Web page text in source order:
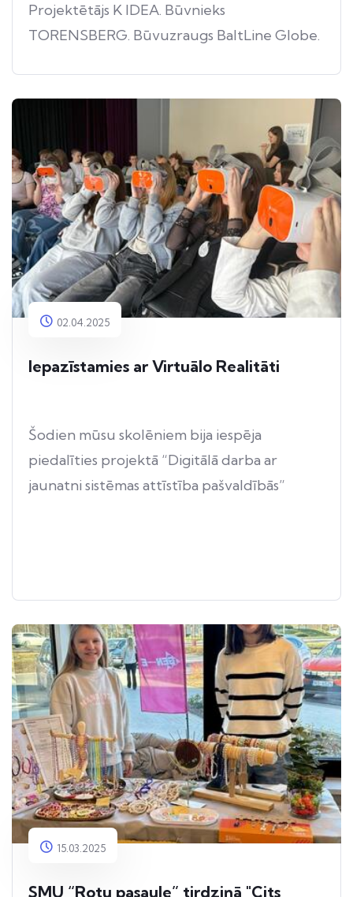
Projektētājs K IDEA. Būvnieks
TORENSBERG. Būvuzraugs BaltLine Globe.
02.04.2025
Iepazīstamies ar Virtuālo Realitāti
Šodien mūsu skolēniem bija iespēja
piedalīties projektā “Digitālā darba ar
jaunatni sistēmas attīstība pašvaldībās”
15.03.2025
SMU “Rotu pasaule” tirdziņā "Cits